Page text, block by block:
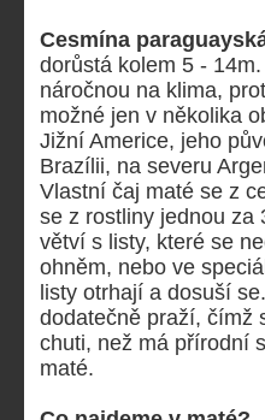
Cesmína
dorůstá kolem 5 -
náročnou na klima,
možné jen v několika
Jižní Americe, jeho
Brazílii, na severu
Vlastní čaj maté se z
se z rostliny jednou za
větví s listy, které se
ohněm, nebo ve
listy otrhají a dosuší
dodatečně praží, čímž
chuti, než má přírodní
maté.